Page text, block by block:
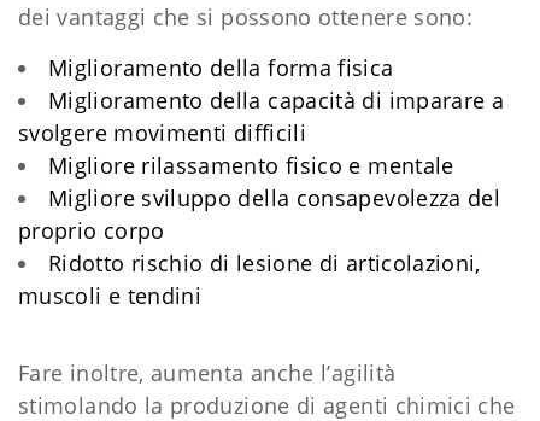
dei vantaggi che si possono ottenere sono:
Miglioramento della forma fisica
Miglioramento della capacità di imparare a
svolgere movimenti difficili
Migliore rilassamento fisico e mentale
Migliore sviluppo della consapevolezza del
proprio corpo
Ridotto rischio di lesione di articolazioni,
muscoli e tendini
Fare inoltre, aumenta anche l’agilità
stimolando la produzione di agenti chimici che